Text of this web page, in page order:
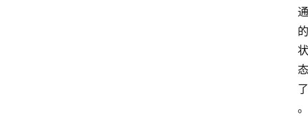
通
的
状
态
了
。